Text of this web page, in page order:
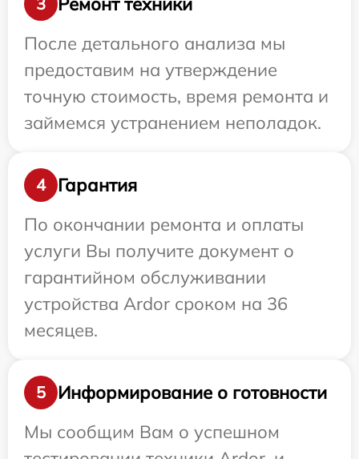
После детального анализа мы
предоставим на утверждение
точную стоимость, время ремонта и
займемся устранением неполадок.
4
Гарантия
По окончании ремонта и оплаты
услуги Вы получите документ о
гарантийном обслуживании
устройства Ardor сроком на 36
месяцев.
5
Информирование о готовности
Мы сообщим Вам о успешном